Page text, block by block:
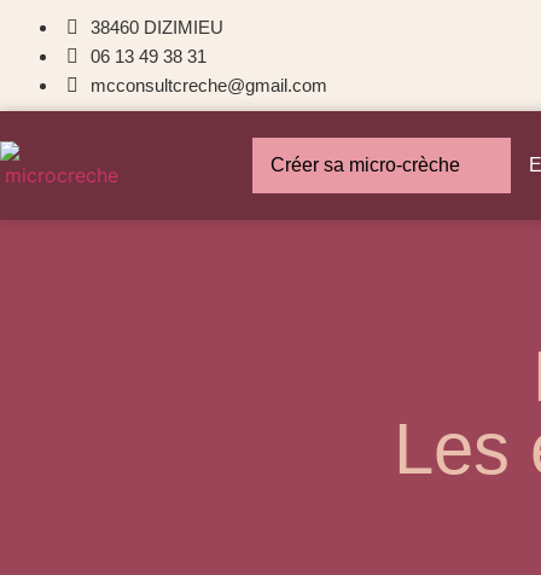
38460 DIZIMIEU
06 13 49 38 31
mcconsultcreche@gmail.com
Créer sa micro-crèche
Les